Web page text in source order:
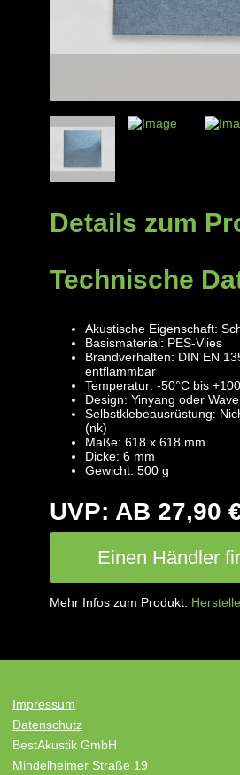
Details zum
Technische
Akustische Eigenschaft:
Basismaterial: PES-Vlies
Brandverhalten: DIN EN
entflammbar
Temperatur: -50°C bis
Design: Yinyang oder Wave
Selbstklebeausrüstung:
(nk)
Maße: 618 x 618 mm
Dicke: 6 mm
Gewicht: 500 g
UVP: AB 27,90
Einen Händler
Mehr Infos zum Produkt:
Impressum
Datenschutz
BestAkustik GmbH
Mindelheimer Straße 19